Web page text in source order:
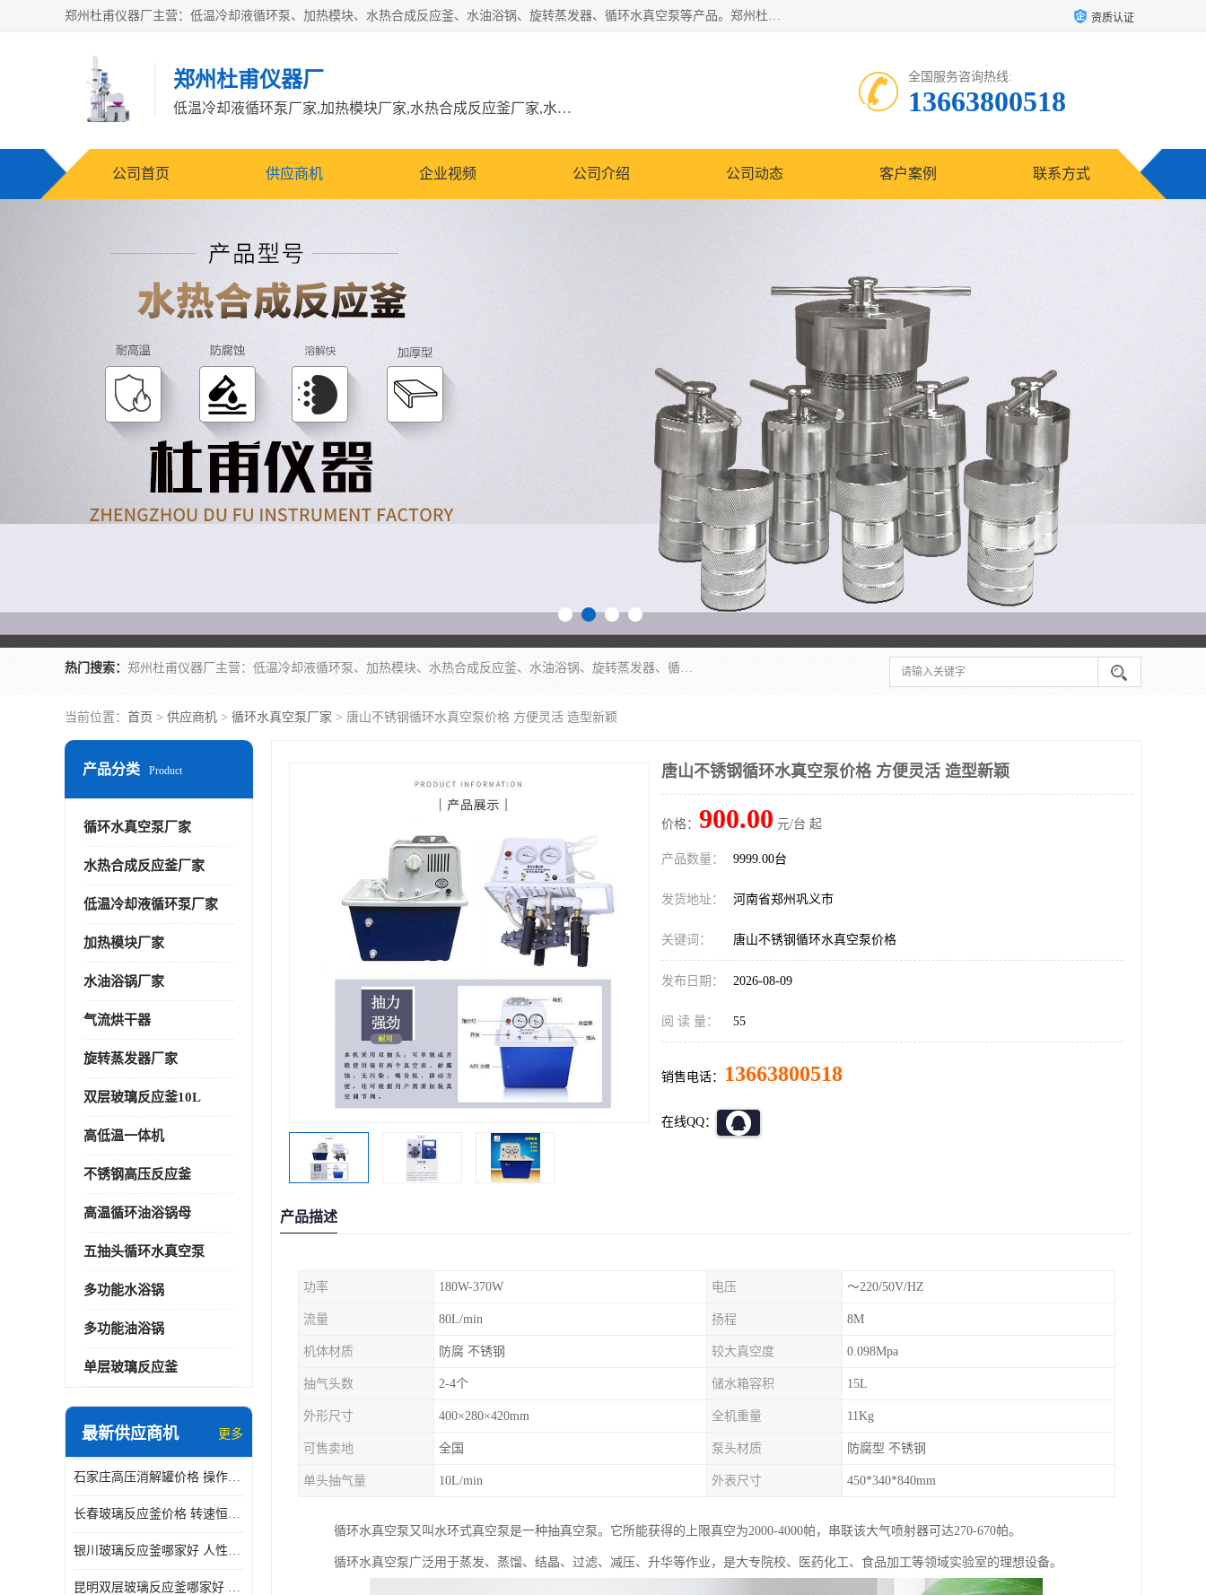
郑州杜甫仪器厂主营：低温冷却液循环泵、加热模块、水热合成反应釜、水油浴锅、旋转蒸发器、循环水真空泵等产品。郑州杜甫仪器厂在众多的教学仪器行业中依靠科技力量扬长避短、迅速发展，成为国家教委*生产教学仪器的厂家，产品具有国内良好水平，主导产品通过ISO9002质量认证。 资质认证
郑州杜甫仪器厂
低温冷却液循环泵厂家,加热模块厂家,水热合成反应釜厂家,水油浴锅厂家,旋转蒸发器厂家
全国服务咨询热线:
13663800518
公司首页 供应商机 企业视频 公司介绍 公司动态 客户案例 联系方式
热门搜索： 郑州杜甫仪器厂主营：低温冷却液循环泵、加热模块、水热合成反应釜、水油浴锅、旋转蒸发器、循环水真空泵等产品。郑州杜甫仪器厂在众多的教学仪器行业中依靠科技力量扬长避短、迅速发展，成为国家教委*生产教学仪器的厂家，产品具有国内良好水平，主导产品通过ISO9002质量认证。
当前位置： 首页 > 供应商机 > 循环水真空泵厂家 > 唐山不锈钢循环水真空泵价格 方便灵活 造型新颖
产品分类 Product
循环水真空泵厂家
水热合成反应釜厂家
低温冷却液循环泵厂家
加热模块厂家
水油浴锅厂家
气流烘干器
旋转蒸发器厂家
双层玻璃反应釜10L
高低温一体机
不锈钢高压反应釜
高温循环油浴锅母
五抽头循环水真空泵
多功能水浴锅
多功能油浴锅
单层玻璃反应釜
最新供应商机 更多
石家庄高压消解罐价格 操作简单 使用安全
长春玻璃反应釜价格 转速恒定 机械性能好
银川玻璃反应釜哪家好 人性化设计 可连续工作
昆明双层玻璃反应釜哪家好 人性化设计 可连续工作 机械性能好
唐山不锈钢循环水真空泵价格 方便灵活 造型新颖
价格： 900.00 元/台 起
产品数量： 9999.00台
发货地址： 河南省郑州巩义市
关键词： 唐山不锈钢循环水真空泵价格
发布日期： 2026-08-09
阅 读 量： 55
销售电话： 13663800518
在线QQ：
产品描述
功率 180W-370W 电压 ～220/50V/HZ
流量 80L/min 扬程 8M
机体材质 防腐 不锈钢 较大真空度 0.098Mpa
抽气头数 2-4个 储水箱容积 15L
外形尺寸 400×280×420mm 全机重量 11Kg
可售卖地 全国 泵头材质 防腐型 不锈钢
单头抽气量 10L/min 外表尺寸 450*340*840mm
循环水真空泵又叫水环式真空泵是一种抽真空泵。它所能获得的上限真空为2000-4000帕，串联该大气喷射器可达270-670帕。
循环水真空泵广泛用于蒸发、蒸馏、结晶、过滤、减压、升华等作业，是大专院校、医药化工、食品加工等领域实验室的理想设备。